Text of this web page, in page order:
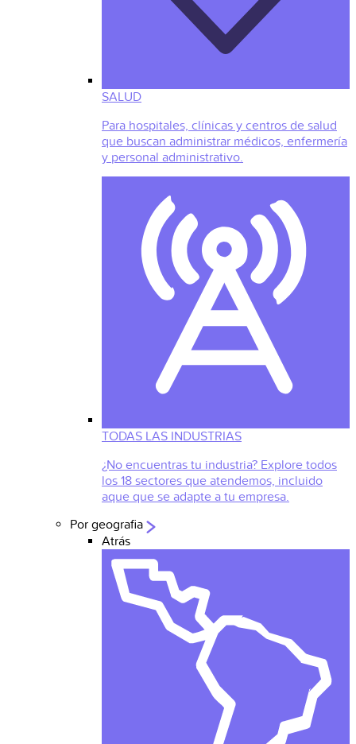
SALUD
Para hospitales, clínicas y centros de salud
que buscan administrar médicos, enfermería
y personal administrativo.
TODAS LAS INDUSTRIAS
¿No encuentras tu industria? Explore todos
los 18 sectores que atendemos, incluido
aque que se adapte a tu empresa.
Por geografia
Atrás